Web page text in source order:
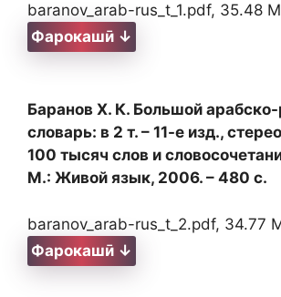
baranov_arab-rus_t_1.pdf, 35.48
Фарокашӣ ↓
Баранов Х. К. Большой
словарь: в 2 т. – 11-е изд.,
100 тысяч слов и
М.: Живой язык, 2006. – 480 с.
baranov_arab-rus_t_2.pdf, 34.77
Фарокашӣ ↓